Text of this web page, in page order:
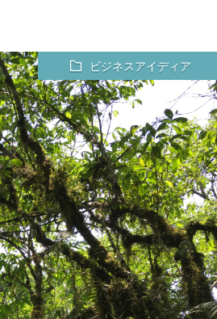
ビジネスアイディア